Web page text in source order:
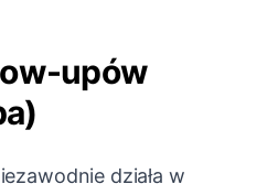
upów
działa w